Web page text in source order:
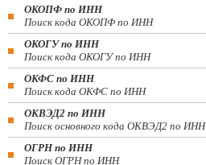
ОКОПФ по ИНН
Поиск кода ОКОПФ по ИНН
ОКОГУ по ИНН
Поиск кода ОКОГУ по ИНН
ОКФС по ИНН
Поиск кода ОКФС по ИНН
ОКВЭД2 по ИНН
Поиск основного кода ОКВЭД2 по ИНН
ОГРН по ИНН
Поиск ОГРН по ИНН